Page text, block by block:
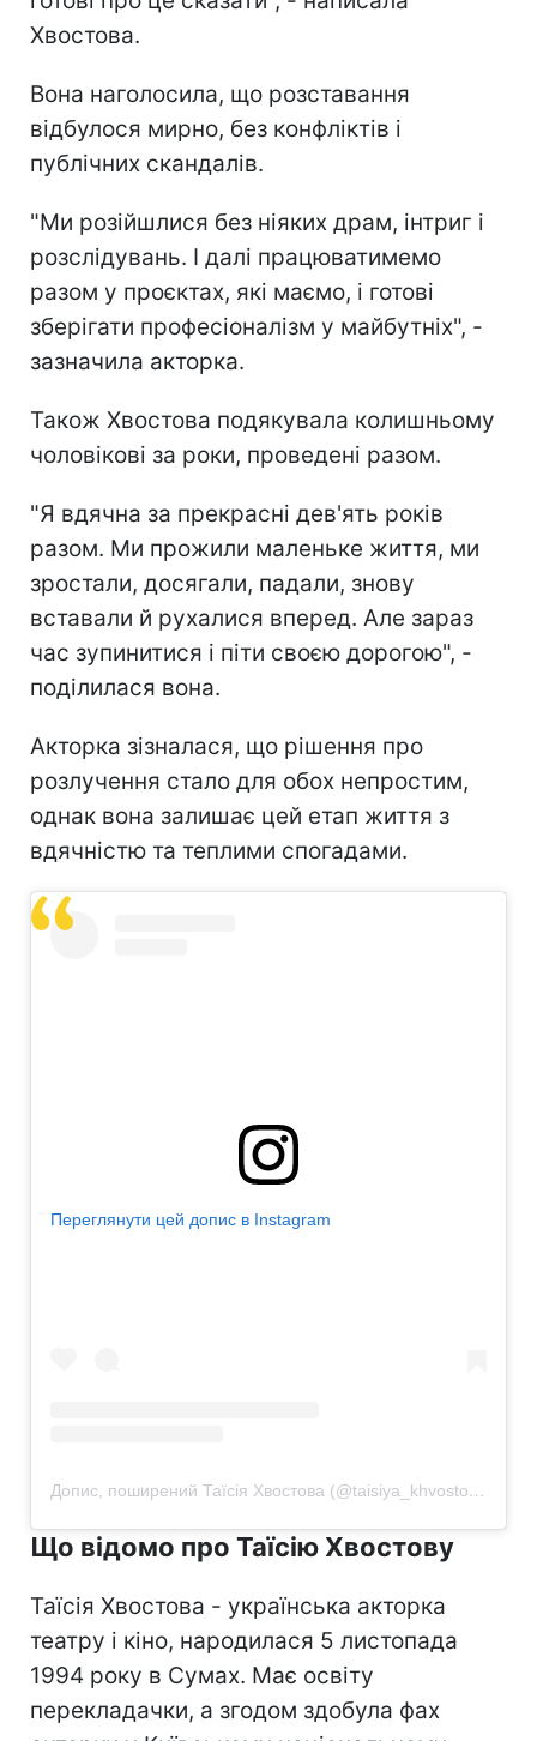
Хвостова.
Вона наголосила, що розставання
відбулося мирно, без конфліктів і
публічних скандалів.
"Ми розійшлися без ніяких драм, інтриг і
розслідувань. І далі працюватимемо
разом у проєктах, які маємо, і готові
зберігати професіоналізм у майбутніх", -
зазначила акторка.
Також Хвостова подякувала колишньому
чоловікові за роки, проведені разом.
"Я вдячна за прекрасні дев'ять років
разом. Ми прожили маленьке життя, ми
зростали, досягали, падали, знову
вставали й рухалися вперед. Але зараз
час зупинитися і піти своєю дорогою", -
поділилася вона.
Акторка зізналася, що рішення про
розлучення стало для обох непростим,
однак вона залишає цей етап життя з
вдячністю та теплими спогадами.
Переглянути цей допис в Instagram
Допис, поширений Таїсія Хвостова (@taisiya_khvostova)
Що відомо про Таїсію Хвостову
Таїсія Хвостова - українська акторка
театру і кіно, народилася 5 листопада
1994 року в Сумах. Має освіту
перекладачки, а згодом здобула фах